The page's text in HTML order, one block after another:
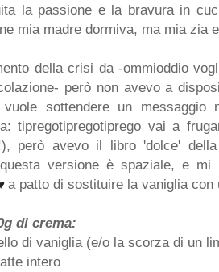
la passione e la bravura in
mia madre dormiva, ma mia zia
della crisi da -ommioddio
però non avevo a
vuole sottendere un
tipregotipregotiprego vai a
però avevo il libro 'dolce'
versione è spaziale, e
a patto di sostituire la vaniglia
di crema:
di vaniglia (e/o la scorza di un
intero